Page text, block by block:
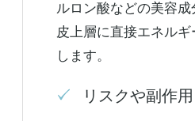
ルロン酸などの美容
皮上層に直接エネル
します。
リスクや副作用